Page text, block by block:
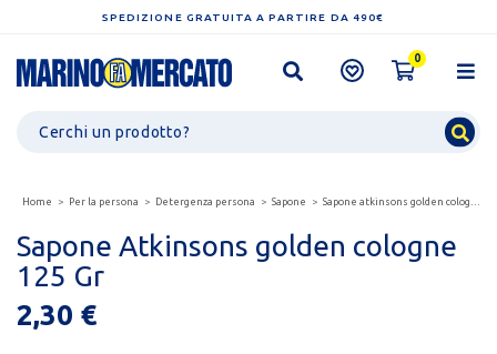
SPEDIZIONE GRATUITA A PARTIRE DA 490€
0
Home Per la persona Detergenza persona Sapone Sapone atkinsons golden cologne 125 gr
Sapone Atkinsons golden cologne
125 Gr
2,30 €